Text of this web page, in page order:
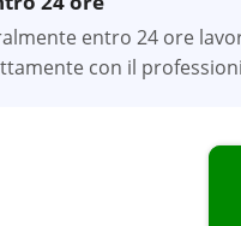
entro 24 ore
con il